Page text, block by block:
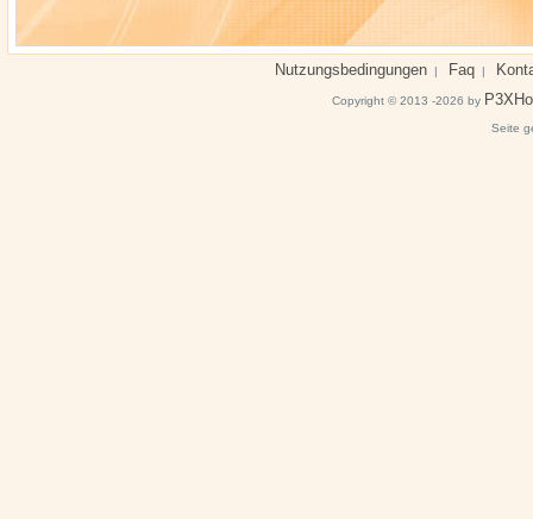
Nutzungsbedingungen | Faq |
Copyright © 2013 -2026 by
Seite